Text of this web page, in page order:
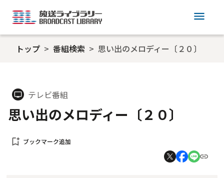
menu
トップ 番組検索 思い出のメロディー〔２０〕
tv テレビ番組
思い出のメロディー〔２０〕
bookmark_add ブックマーク追加